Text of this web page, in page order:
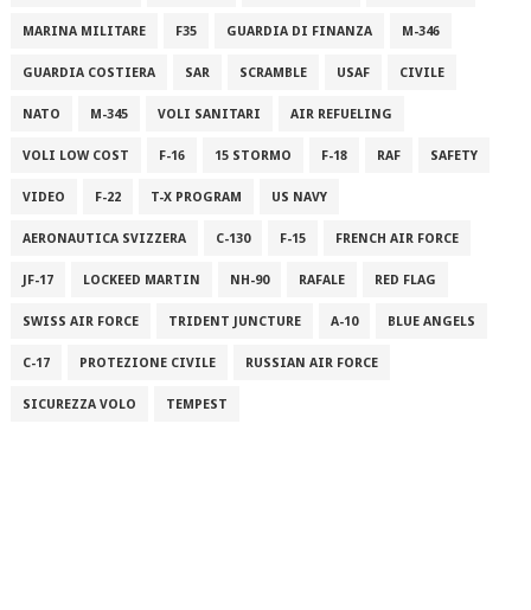
MARINA MILITARE F35 GUARDIA DI FINANZA M-346
GUARDIA COSTIERA SAR SCRAMBLE USAF CIVILE
NATO M-345 VOLI SANITARI AIR REFUELING
VOLI LOW COST F-16 15 STORMO F-18 RAF SAFETY
VIDEO F-22 T-X PROGRAM US NAVY
AERONAUTICA SVIZZERA C-130 F-15 FRENCH AIR FORCE
JF-17 LOCKEED MARTIN NH-90 RAFALE RED FLAG
SWISS AIR FORCE TRIDENT JUNCTURE A-10 BLUE ANGELS
C-17 PROTEZIONE CIVILE RUSSIAN AIR FORCE
SICUREZZA VOLO TEMPEST